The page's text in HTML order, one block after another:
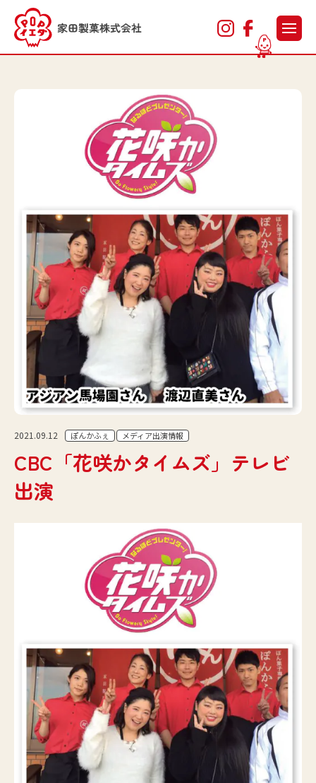
会社情報
社会貢献活動
法人・事業者様へ
リクルート
お知らせ・コラム
家田製菓オンラインストア
お問い合わせ
2021.09.12 ぽんかふぇ メディア出演情報
CBC「花咲かタイムズ」テレビ
出演